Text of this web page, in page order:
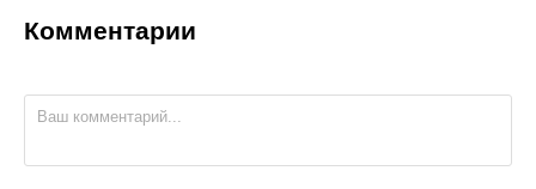
Комментарии